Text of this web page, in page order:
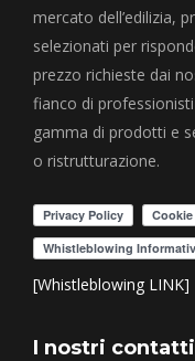
mercato dell’edilizia,
selezionati per
prezzo richieste dai
fianco di
gamma di prodotti e
o ristrutturazione.
[Whistleblowing LINK]
I nostri contatti